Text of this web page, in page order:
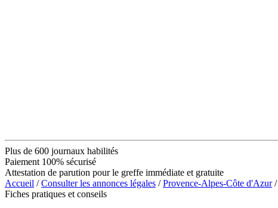
Plus de 600 journaux habilités
Paiement 100% sécurisé
Attestation de parution pour le greffe immédiate et gratuite
Accueil /Consulter les annonces légales /Provence-Alpes-Côte d'Azur/
Fiches pratiques et conseils